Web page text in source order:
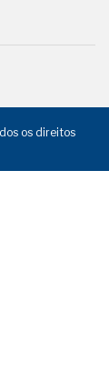
os direitos